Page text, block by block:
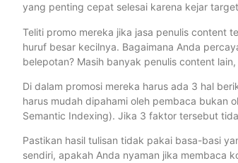
yang penting cepat selesai karena kejar
Teliti promo mereka jika jasa penulis content
huruf besar kecilnya. Bagaimana Anda
belepotan? Masih banyak penulis content
Di dalam promosi mereka harus ada 3 hal
harus mudah dipahami oleh pembaca bukan
Semantic Indexing). Jika 3 faktor tersebut
Pastikan hasil tulisan tidak pakai basa-basi
sendiri, apakah Anda nyaman jika membaca